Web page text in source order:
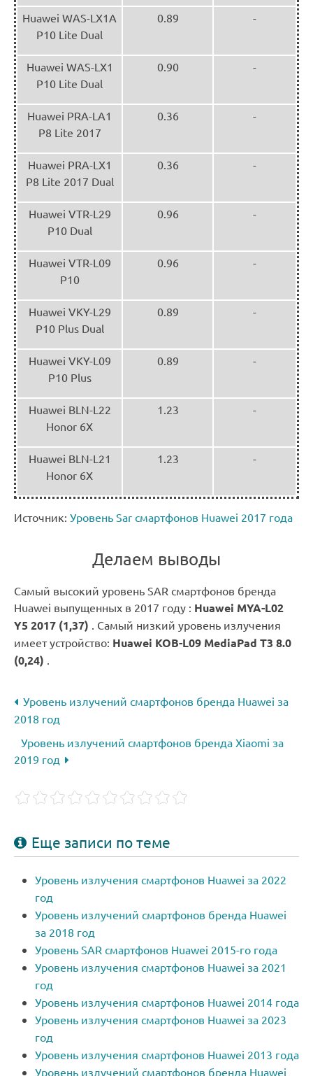
Huawei WAS-LX1A
P10 Lite Dual
0.89 -
Huawei WAS-LX1
P10 Lite Dual
0.90 -
Huawei PRA-LA1
P8 Lite 2017
0.36 -
Huawei PRA-LX1
P8 Lite 2017 Dual
0.36 -
Huawei VTR-L29
P10 Dual
0.96 -
Huawei VTR-L09
P10
0.96 -
Huawei VKY-L29
P10 Plus Dual
0.89 -
Huawei VKY-L09
P10 Plus
0.89 -
Huawei BLN-L22
Honor 6X
1.23 -
Huawei BLN-L21
Honor 6X
1.23 -
Источник: Уровень Sar смартфонов Huawei 2017 года
Делаем выводы
Самый высокий уровень SAR смартфонов бренда
Huawei выпущенных в 2017 году : Huawei MYA-L02
Y5 2017 (1,37) . Самый низкий уровень излучения
имеет устройство: Huawei KOB-L09 MediaPad T3 8.0
(0,24) .
Уровень излучений смартфонов бренда Huawei за
2018 год
Уровень излучений смартфонов бренда Xiaomi за
2019 год
Еще записи по теме
Уровень излучения смартфонов Huawei за 2022
год
Уровень излучений смартфонов бренда Huawei
за 2018 год
Уровень SAR смартфонов Huawei 2015-го года
Уровень излучения смартфонов Huawei за 2021
год
Уровень излучения смартфонов Huawei 2014 года
Уровень излучения смартфонов Huawei за 2023
год
Уровень излучения смартфонов Huawei 2013 года
Уровень излучений смартфонов бренда Huawei